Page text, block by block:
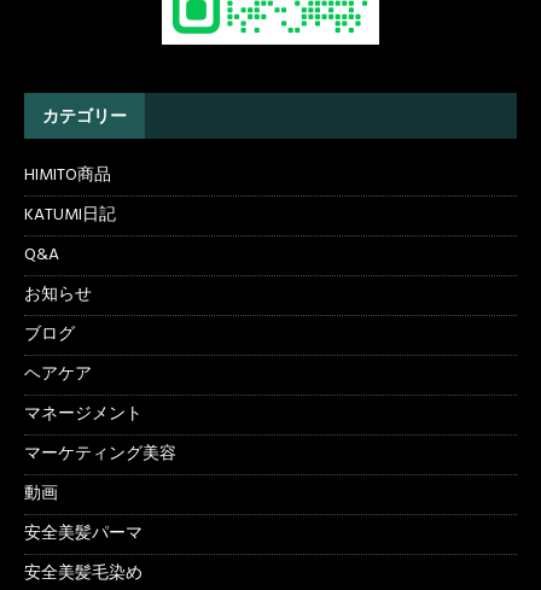
カテゴリー
HIMITO商品
KATUMI日記
Q&A
お知らせ
ブログ
ヘアケア
マネージメント
マーケティング美容
動画
安全美髪パーマ
安全美髪毛染め